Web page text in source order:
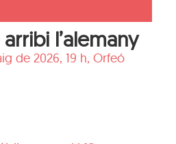
l’alemany
de 2026, 19 h, Orfeó